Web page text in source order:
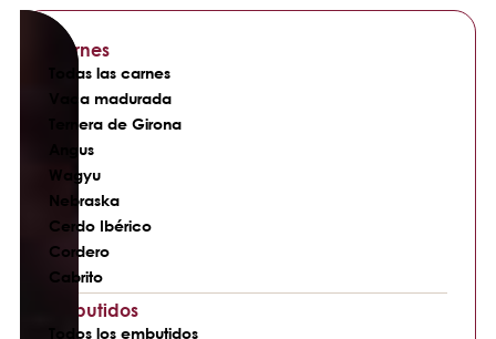
Carnes
Todas las carnes
Vaca madurada
Ternera de Girona
Angus
Wagyu
Nebraska
Cerdo Ibérico
Cordero
Cabrito
Embutidos
Todos los embutidos